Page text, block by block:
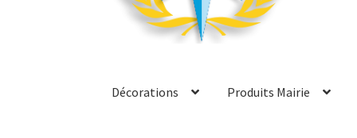
Décorations Produits Mairie